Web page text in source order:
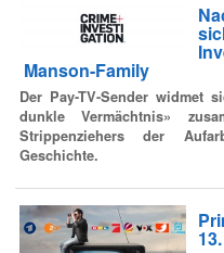
Manson-Family
Der Pay-TV-Sender widmet
dunkle Vermächtnis»
Strippenziehers der
Geschichte.